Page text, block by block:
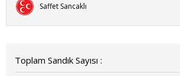
Saffet Sancaklı
Toplam Sandık Sayısı :